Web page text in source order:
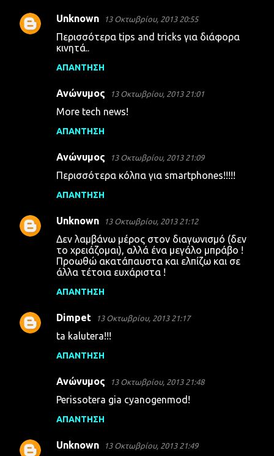
Unknown 13 Οκτωβρίου, 2013 20:55
Περισσότερα tips and tricks για διάφορα
κινητά..
ΑΠΆΝΤΗΣΗ
Ανώνυμος 13 Οκτωβρίου, 2013 21:01
More tech news!
ΑΠΆΝΤΗΣΗ
Ανώνυμος 13 Οκτωβρίου, 2013 21:09
Περισσότερα κόλπα για smartphones!!!!!
ΑΠΆΝΤΗΣΗ
Unknown 13 Οκτωβρίου, 2013 21:12
Δεν λαμβάνω μέρος στον διαγωνισμό (δεν
το χρειάζομαι), αλλά ένα μεγάλο μπράβο !
Προωθώ ακατάπαυστα και ελπίζω και σε
άλλα τέτοια ευχάριστα !
ΑΠΆΝΤΗΣΗ
Dimpet 13 Οκτωβρίου, 2013 21:17
ta kalutera!!!
ΑΠΆΝΤΗΣΗ
Ανώνυμος 13 Οκτωβρίου, 2013 21:48
Perissotera gia cyanogenmod!
ΑΠΆΝΤΗΣΗ
Unknown 13 Οκτωβρίου, 2013 21:49